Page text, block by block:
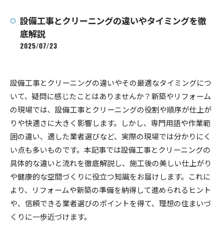
設備工事とクリーニングの違いやタイミングを徹
底解説
2025/07/23
設備工事とクリーニングの違いやその最適なタイミングにつ
いて、疑問に感じたことはありませんか？新築やリフォーム
の現場では、設備工事とクリーニングの役割や順序が仕上が
りや快適さに大きく影響します。しかし、専門用語や作業範
囲の違い、適した業者選びなど、実際の現場では分かりにく
い点も多いものです。本記事では設備工事とクリーニングの
具体的な違いと流れを徹底解説し、施工後の美しい仕上がり
や健康的な空間づくりに役立つ知識をお届けします。これに
より、リフォームや新築の準備を納得して進められるヒント
や、信頼できる業者選びのポイントを得て、理想の住まいづ
くりに一歩近づけます。